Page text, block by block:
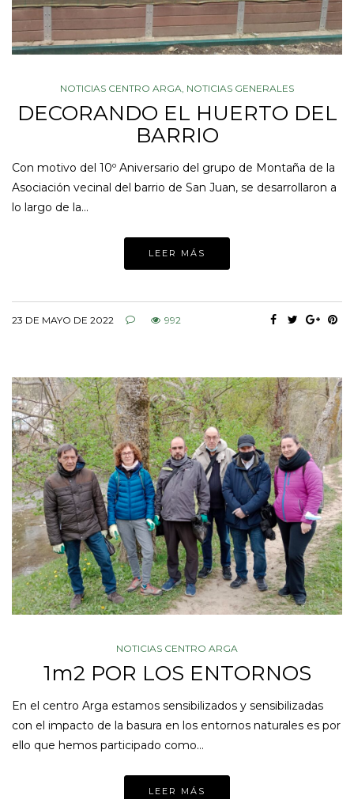
NOTICIAS CENTRO ARGA, NOTICIAS GENERALES
DECORANDO EL HUERTO DEL
BARRIO
Con motivo del 10º Aniversario del grupo de Montaña de la
Asociación vecinal del barrio de San Juan, se desarrollaron a
lo largo de la…
LEER MÁS
23 DE MAYO DE 2022 992
NOTICIAS CENTRO ARGA
1m2 POR LOS ENTORNOS
En el centro Arga estamos sensibilizados y sensibilizadas
con el impacto de la basura en los entornos naturales es por
ello que hemos participado como…
LEER MÁS